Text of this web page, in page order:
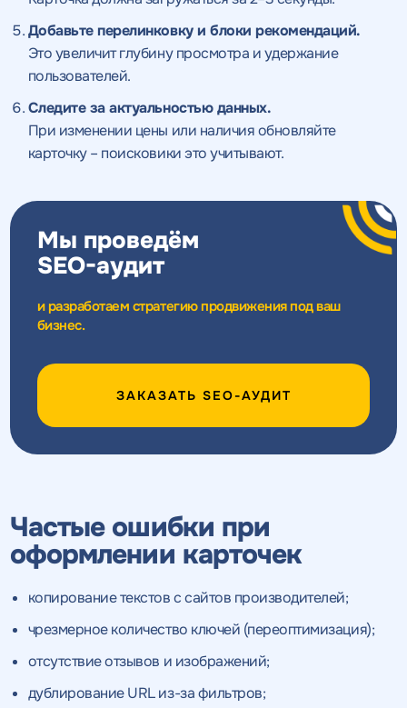
Добавьте перелинковку и блоки рекомендаций.
Это увеличит глубину просмотра и удержание
пользователей.
Следите за актуальностью данных.
При изменении цены или наличия обновляйте
карточку – поисковики это учитывают.
Мы проведём
SEO-аудит
и разработаем стратегию продвижения под ваш
бизнес.
ЗАКАЗАТЬ SEO-АУДИТ
Частые ошибки при
оформлении карточек
копирование текстов с сайтов производителей;
чрезмерное количество ключей (переоптимизация);
отсутствие отзывов и изображений;
дублирование URL из-за фильтров;
Получить
коммерческое
предложение
Нажимая на кнопку, "получить
предложение" вы даете согласие
на обработку персональных
данных
ПРЕДЛОЖЕНИЕ
Получить
коммерческое
предложениепо тарифу
Нажимая на кнопку, "получить
предложение" вы даете согласие
на обработку персональных
данных
ПРЕДЛОЖЕНИЕ